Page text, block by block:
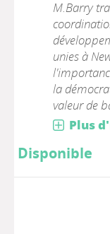
M.Barry
unies à
la
valeur de
Plus
Disponible